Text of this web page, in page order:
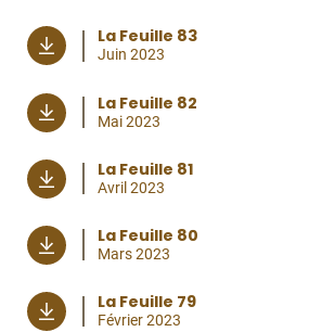
La Feuille 83
Juin 2023
La Feuille 82
Mai 2023
La Feuille 81
Avril 2023
La Feuille 80
Mars 2023
La Feuille 79
Février 2023